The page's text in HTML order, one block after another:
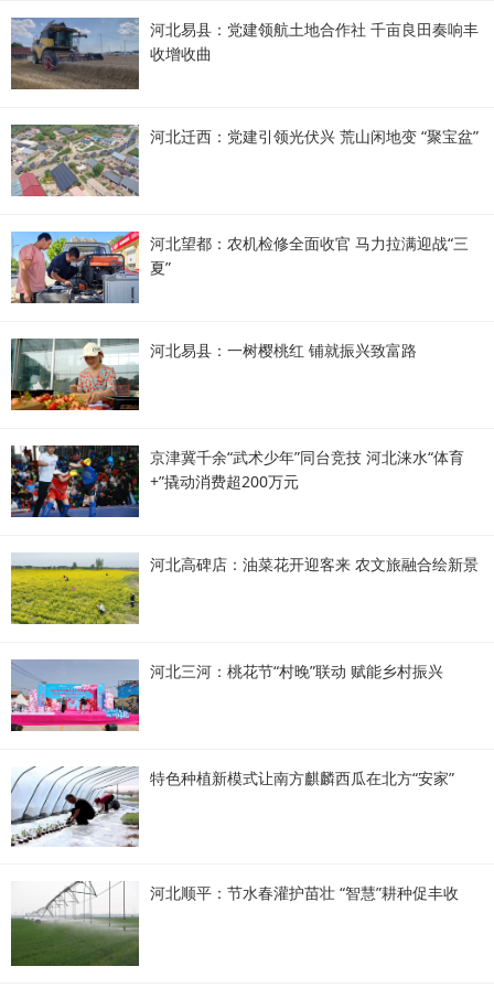
河北易县：党建领航土地合作社 千亩良田奏响丰
收增收曲
河北迁西：党建引领光伏兴 荒山闲地变 “聚宝盆”
河北望都：农机检修全面收官 马力拉满迎战“三
夏”
河北易县：一树樱桃红 铺就振兴致富路
京津冀千余“武术少年”同台竞技 河北涞水“体育
+”撬动消费超200万元
河北高碑店：油菜花开迎客来 农文旅融合绘新景
河北三河：桃花节“村晚”联动 赋能乡村振兴
特色种植新模式让南方麒麟西瓜在北方“安家”
河北顺平：节水春灌护苗壮 “智慧”耕种促丰收